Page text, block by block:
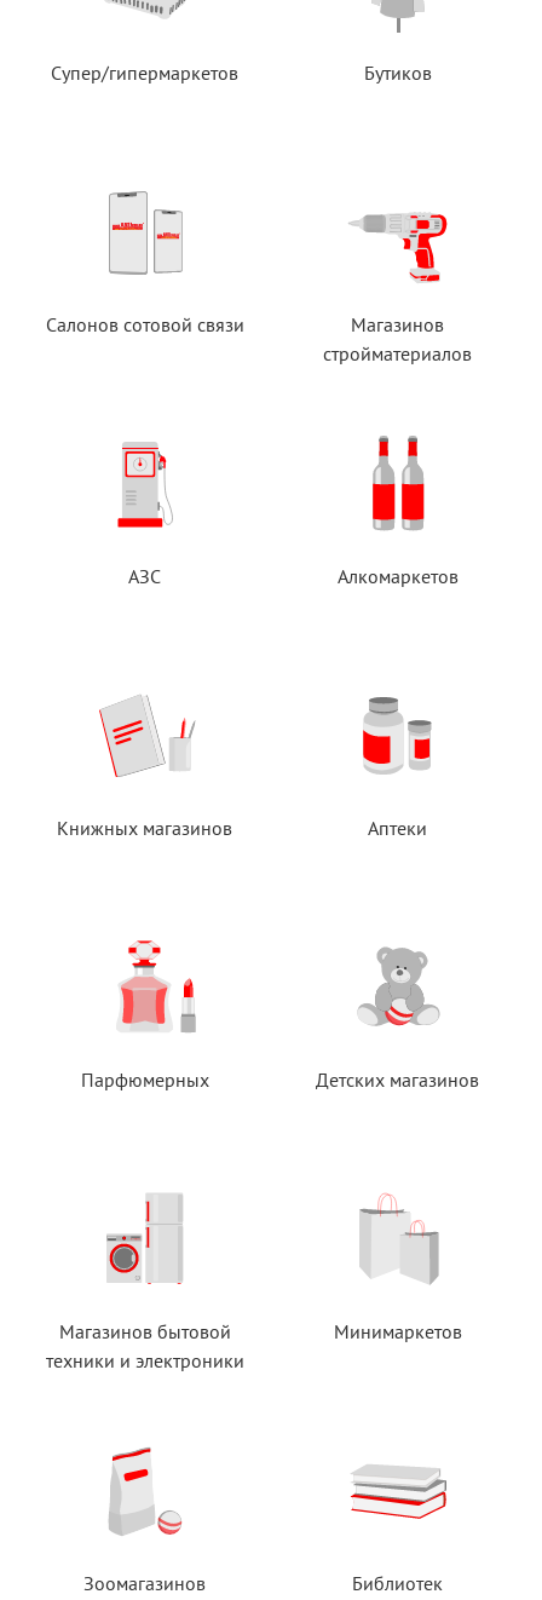
Супер/гипермаркетов Бутиков
Салонов сотовой связи
Магазинов
стройматериалов
АЗС Алкомаркетов
Книжных магазинов Аптеки
Парфюмерных Детских магазинов
Магазинов бытовой
техники и электроники
Минимаркетов
Зоомагазинов Библиотек